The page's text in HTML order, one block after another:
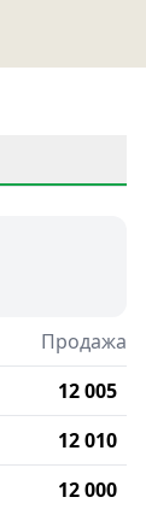
Продажа
12 005
12 010
12 000